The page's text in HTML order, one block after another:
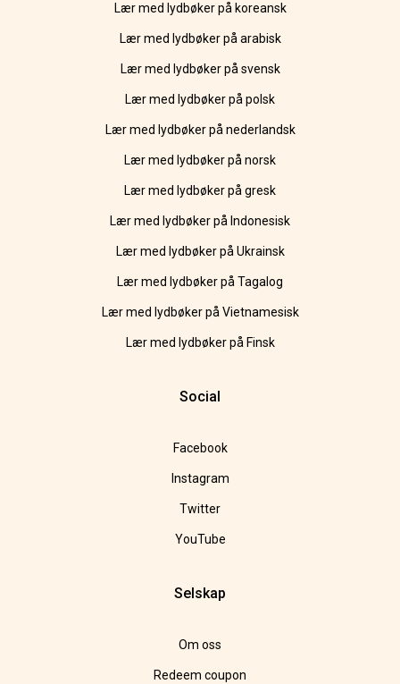
Lær med lydbøker på koreansk
Lær med lydbøker på arabisk
Lær med lydbøker på svensk
Lær med lydbøker på polsk
Lær med lydbøker på nederlandsk
Lær med lydbøker på norsk
Lær med lydbøker på gresk
Lær med lydbøker på Indonesisk
Lær med lydbøker på Ukrainsk
Lær med lydbøker på Tagalog
Lær med lydbøker på Vietnamesisk
Lær med lydbøker på Finsk
Social
Facebook
Instagram
Twitter
YouTube
Selskap
Om oss
Redeem coupon